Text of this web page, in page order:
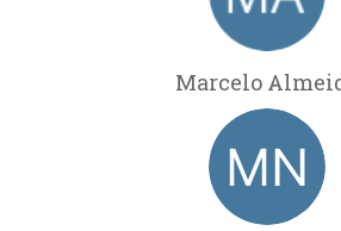
Marcelo